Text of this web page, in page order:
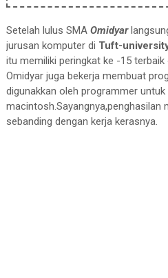
Setelah lulus SMA Omidyar
jurusan komputer di Tuft-
itu memiliki peringkat ke -15
Omidyar juga bekerja membuat
digunakkan oleh programmer untuk
macintosh.Sayangnya,penghasilan
sebanding dengan kerja kerasnya.